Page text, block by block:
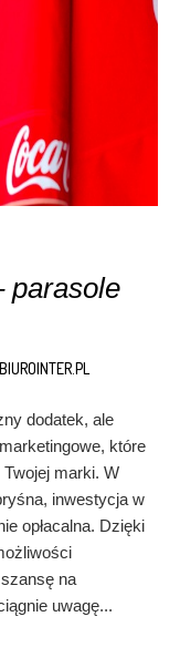
parasole
BIUROINTER.PL
dodatek, ale
które
marki. W
inwestycja w
opłacalna. Dzięki
na
uwagę...